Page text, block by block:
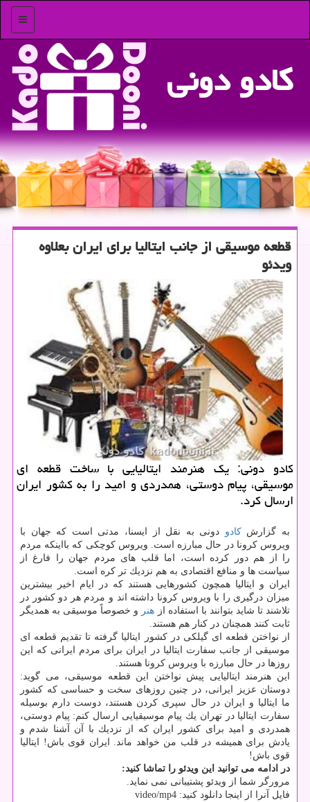
منو
كادو دونی
قطعه موسیقی از جانب ایتالیا برای ایران بعلاوه
ویدئو
كادو دونی: یك هنرمند ایتالیایی با ساخت قطعه ای
موسیقی، پیام دوستی، همدردی و امید را به كشور ایران
ارسال كرد.
به گزارشكادو دونی به نقل از ایسنا، مدتی است كه جهان با
ویروس كرونا در حال مبارزه است. ویروس كوچكی كه بااینكه مردم
را از هم دور كرده است، اما قلب های مردم جهان را فارغ از
سیاست ها و منافع اقتصادی به هم نزدیك تر كره است.
ایران و ایتالیا همچون كشورهایی هستند كه در ایام اخیر بیشترین
میزان درگیری را با ویروس كرونا داشته اند و مردم هر دو كشور در
تلاشند تا شاید بتوانند با استفاده از هنر و خصوصاً موسیقی به همدیگر
ثابت كنند همچنان در كنار هم هستند.
از نواختن قطعه ای گیلكی در كشور ایتالیا گرفته تا تقدیم قطعه ای
موسیقی از جانب سفارت ایتالیا در ایران برای مردم ایرانی كه این
روزها در حال مبارزه با ویروس كرونا هستند.
این هنرمند ایتالیایی پیش نواختن این قطعه موسیقی، می گوید:
دوستان عزیز ایرانی، در چنین روزهای سخت و حساسی كه كشور
ما ایتالیا و ایران در حال سپری كردن هستند، دوست دارم بوسیله
سفارت ایتالیا در تهران یك پیام موسیقیایی ارسال كنم: پیام دوستی،
همدردی و امید برای كشور ایران كه از نزدیك با آن آشنا شدم و
یادش برای همیشه در قلب من خواهد ماند. ایران قوی باش! ایتالیا
قوی باش!
در ادامه می توانید این ویدئو را تماشا كنید:
مرورگر شما از ویدئو پشتیبانی نمی نماید.
فایل آنرا از اینجا دانلود كنید: video/mp4